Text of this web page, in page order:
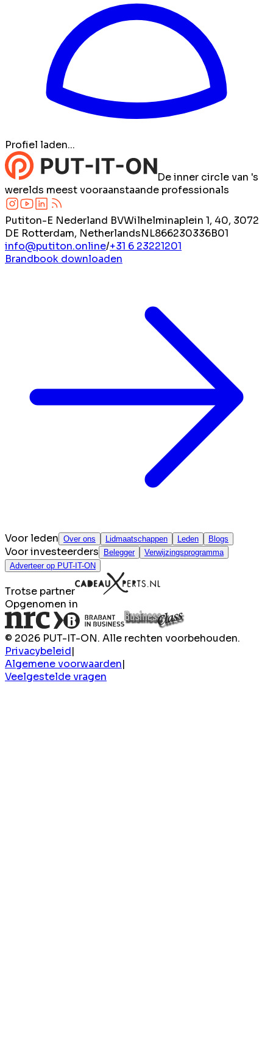
Profiel laden...
De inner circle van 's
werelds meest vooraanstaande professionals
Putiton-E Nederland BVWilhelminaplein 1, 40, 3072
DE Rotterdam, NetherlandsNL866230336B01
info@putiton.online/+31 6 23221201
Brandbook downloaden
Voor leden Over ons Lidmaatschappen Leden Blogs
Voor investeerders Belegger
Verwijzingsprogramma
Adverteer op PUT-IT-ON
Trotse partner
Opgenomen in
© 2026 PUT-IT-ON. Alle rechten voorbehouden.
Privacybeleid|
Algemene voorwaarden|
Veelgestelde vragen